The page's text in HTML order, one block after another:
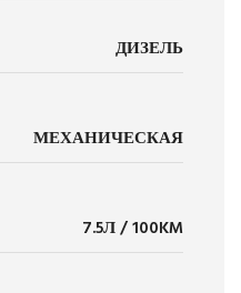
ДИЗЕЛЬ
МЕХАНИЧЕСКАЯ
7.5Л / 100KM